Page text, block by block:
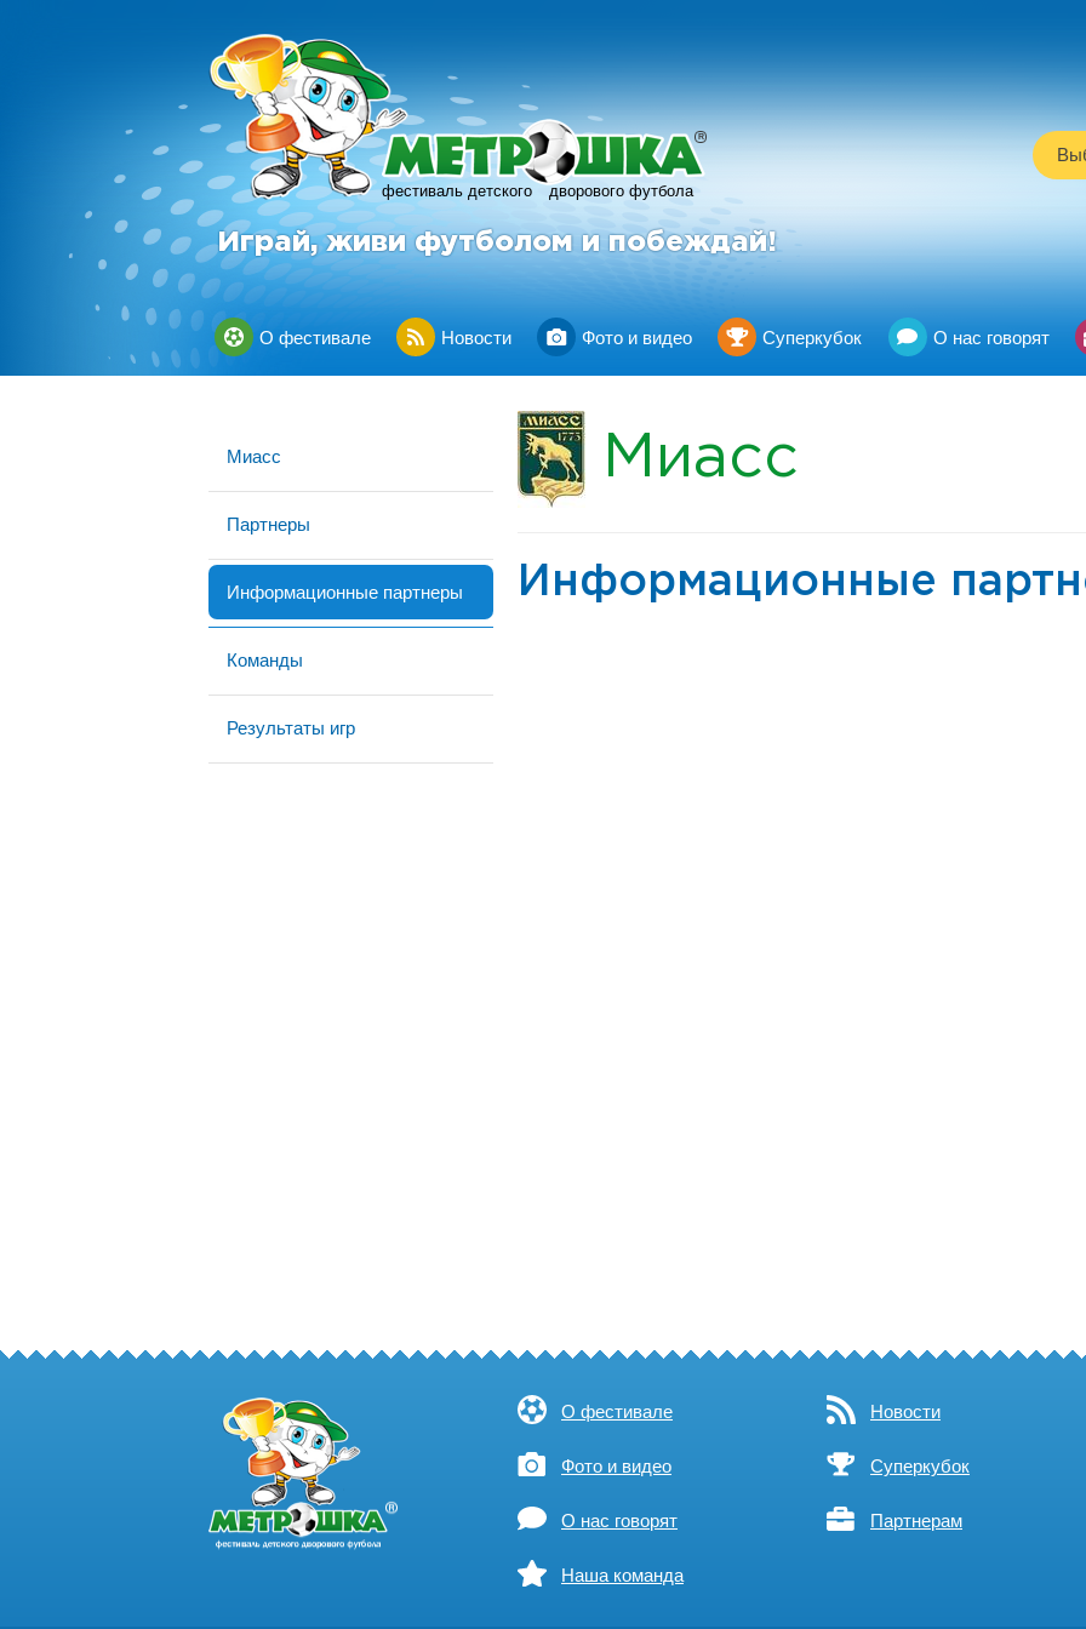
фестиваль детского дворового футбола
R
Играй, живи футболом и побеждай!
О фестивале Новости Фото и видео Суперкубок О нас говорят
Миасс
Партнеры
Информационные партнеры
Команды
Результаты игр
Миасс
Информационные
О фестивале Новости
Фото и видео Суперкубок
О нас говорят Партнерам
Наша команда